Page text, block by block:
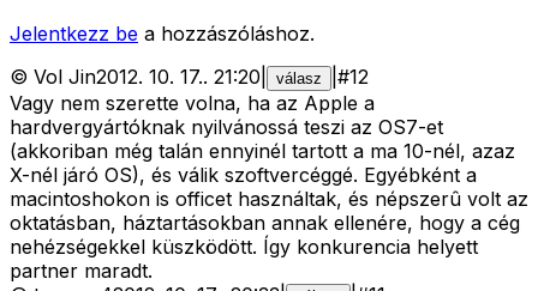
Jelentkezz be a hozzászóláshoz.
© Vol Jin2012. 10. 17.. 21:20 válasz #12
Vagy nem szerette volna, ha az Apple a
hardvergyártóknak nyilvánossá teszi az OS7-et
(akkoriban még talán ennyinél tartott a ma 10-nél, azaz
X-nél járó OS), és válik szoftvercéggé. Egyébként a
macintoshokon is officet használtak, és népszerû volt az
oktatásban, háztartásokban annak ellenére, hogy a cég
nehézségekkel küszködött. Így konkurencia helyett
partner maradt.